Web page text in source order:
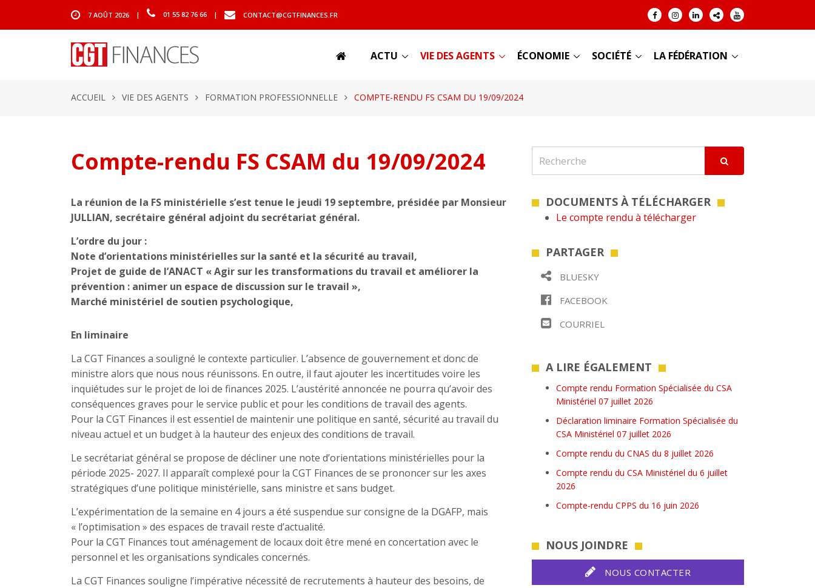
7 AOÛT 2026 | 01 55 82 76 66 | CONTACT@CGTFINANCES.FR
ACTU VIE DES AGENTS ÉCONOMIE SOCIÉTÉ LA FÉDÉRATION
ACCUEIL VIE DES AGENTS FORMATION PROFESSIONNELLE COMPTE-RENDU FS CSAM DU 19/09/2024
Compte-rendu FS CSAM du 19/09/2024
La réunion de la FS ministérielle s’est tenue le jeudi 19 septembre, présidée par Monsieur
JULLIAN, secrétaire général adjoint du secrétariat général.
L’ordre du jour :
Note d’orientations ministérielles sur la santé et la sécurité au travail,
Projet de guide de l’ANACT « Agir sur les transformations du travail et améliorer la
prévention : animer un espace de discussion sur le travail »,
Marché ministériel de soutien psychologique,
En liminaire
La CGT Finances a souligné le contexte particulier. L’absence de gouvernement et donc de
ministre alors que nous nous réunissons. En outre, il faut ajouter les incertitudes voire les
inquiétudes sur le projet de loi de finances 2025. L’austérité annoncée ne pourra qu’avoir des
conséquences graves pour le service public et pour les conditions de travail des agents.
Pour la CGT Finances il est essentiel de maintenir une politique en santé, sécurité au travail du
niveau actuel et un budget à la hauteur des enjeux des conditions de travail.
Le secrétariat général se propose de décliner une note d’orientations ministérielles pour la
période 2025- 2027. Il apparaît complexé pour la CGT Finances de se prononcer sur les axes
stratégiques d’une politique ministérielle, sans ministre et sans budget.
L’expérimentation de la semaine en 4 jours a été suspendue sur consigne de la DGAFP, mais
« l’optimisation » des espaces de travail reste d’actualité.
Pour la CGT Finances tout aménagement de locaux doit être mené en concertation avec le
personnel et les organisations syndicales concernés.
La CGT Finances souligne l’impérative nécessité de recrutements à hauteur des besoins, de
DOCUMENTS À TÉLÉCHARGER
Le compte rendu à télécharger
PARTAGER
BLUESKY
FACEBOOK
COURRIEL
A LIRE ÉGALEMENT
Compte rendu Formation Spécialisée du CSA
Ministériel 07 juillet 2026
Déclaration liminaire Formation Spécialisée du
CSA Ministériel 07 juillet 2026
Compte rendu du CNAS du 8 juillet 2026
Compte rendu du CSA Ministériel du 6 juillet
2026
Compte-rendu CPPS du 16 juin 2026
NOUS JOINDRE
NOUS CONTACTER